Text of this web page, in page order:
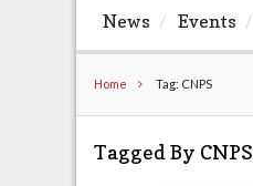
News
Events
Home Tag: CNPS
Tagged By CNPS